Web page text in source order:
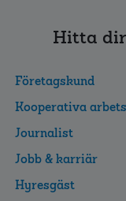
Hitta
Företagskund
Kooperativa
Journalist
Jobb & karriär
Hyresgäst